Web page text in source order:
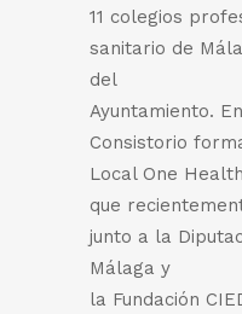
11 colegios
sanitario de
del
Ayuntamiento.
Consistorio
Local One Health
que
junto a la
Málaga y
la Fundación